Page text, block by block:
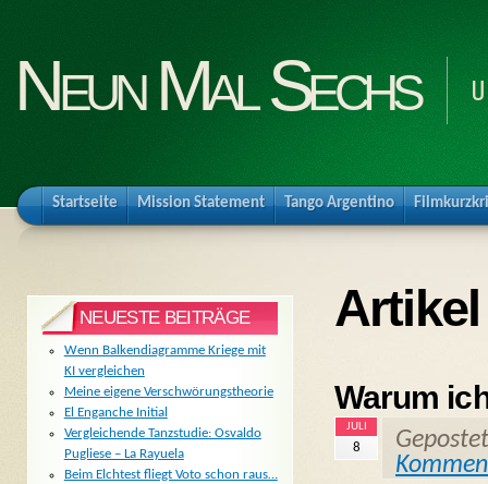
Neun Mal Sechs
Startseite Mission Statement Tango Argentino
Warum
JULI
8
NEUESTE BEITRÄGE
Wenn Balkendiagramme Kriege mit
KI vergleichen
Meine eigene Verschwörungstheorie
El Enganche Initial
Vergleichende Tanzstudie: Osvaldo
Pugliese – La Rayuela
Beim Elchtest fliegt Voto schon raus…